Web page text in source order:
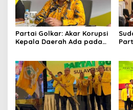
Partai Golkar: Akar Korupsi
Kepala Daerah Ada pada